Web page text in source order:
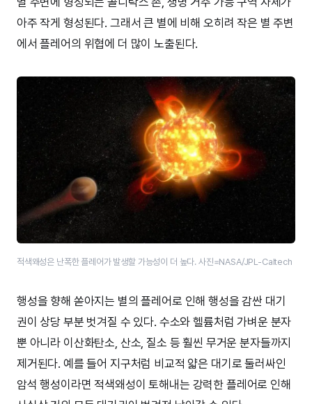
아주 작게 형성된다. 그래서 큰 별에 비해 오히려 작은 별 주변
에서 플레어의 위협에 더 많이 노출된다.
적색왜성은 난폭한 플레어가 발생할 가능성이 더 높다. 사진=NASA/JPL-Caltech
행성을 향해 쏟아지는 별의 플레어로 인해 행성을 감싼 대기
권이 상당 부분 벗겨질 수 있다. 수소와 헬륨처럼 가벼운 분자
뿐 아니라 이산화탄소, 산소, 질소 등 훨씬 무거운 분자들까지
제거된다. 예를 들어 지구처럼 비교적 얇은 대기로 둘러싸인
암석 행성이라면 적색왜성이 토해내는 강력한 플레어로 인해